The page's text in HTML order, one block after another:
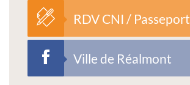
RDV CNI / Passeport
Ville de Réalmont